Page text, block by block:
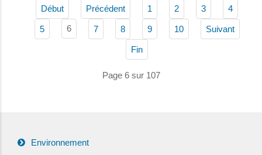
Début Précédent 1 2 3 4
5 6 7 8 9 10 Suivant
Fin
Page 6 sur 107
Environnement